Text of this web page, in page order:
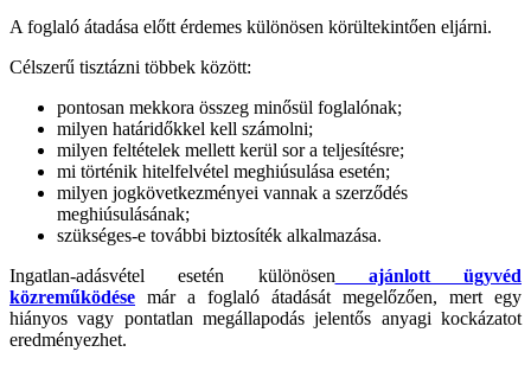
A foglaló átadása előtt érdemes különösen körültekintően eljárni.
Célszerű tisztázni többek között:
pontosan mekkora összeg minősül foglalónak;
milyen határidőkkel kell számolni;
milyen feltételek mellett kerül sor a teljesítésre;
mi történik hitelfelvétel meghiúsulása esetén;
milyen jogkövetkezményei vannak a szerződés
meghiúsulásának;
szükséges-e további biztosíték alkalmazása.
Ingatlan-adásvétel esetén különösen ajánlott ügyvéd
közreműködése már a foglaló átadását megelőzően, mert egy
hiányos vagy pontatlan megállapodás jelentős anyagi kockázatot
eredményezhet.